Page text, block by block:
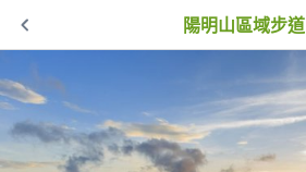
陽明山區域步道